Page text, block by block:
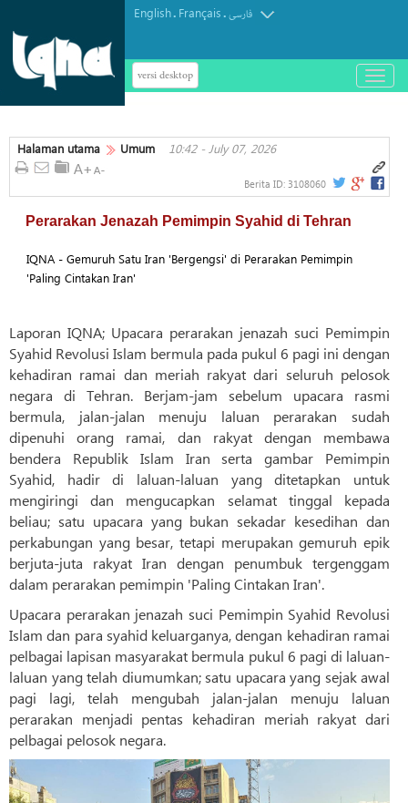
English. Français.فارسی
versi desktop
باز
و
کردن
Halaman utama Umum 10:42 - July 07, 2026
Berita ID: 3108060
Perarakan Jenazah Pemimpin Syahid di Tehran
IQNA - Gemuruh Satu Iran 'Bergengsi' di Perarakan Pemimpin
'Paling Cintakan Iran'
Laporan IQNA; Upacara perarakan jenazah suci Pemimpin
Syahid Revolusi Islam bermula pada pukul 6 pagi ini dengan
kehadiran ramai dan meriah rakyat dari seluruh pelosok
negara di Tehran. Berjam-jam sebelum upacara rasmi
bermula, jalan-jalan menuju laluan perarakan sudah
dipenuhi orang ramai, dan rakyat dengan membawa
bendera Republik Islam Iran serta gambar Pemimpin
Syahid, hadir di laluan-laluan yang ditetapkan untuk
mengiringi dan mengucapkan selamat tinggal kepada
beliau; satu upacara yang bukan sekadar kesedihan dan
perkabungan yang besar, tetapi merupakan gemuruh epik
berjuta-juta rakyat Iran dengan penumbuk tergenggam
dalam perarakan pemimpin 'Paling Cintakan Iran'.
Upacara perarakan jenazah suci Pemimpin Syahid Revolusi
Islam dan para syahid keluarganya, dengan kehadiran ramai
pelbagai lapisan masyarakat bermula pukul 6 pagi di laluan-
laluan yang telah diumumkan; satu upacara yang sejak awal
pagi lagi, telah mengubah jalan-jalan menuju laluan
perarakan menjadi pentas kehadiran meriah rakyat dari
pelbagai pelosok negara.